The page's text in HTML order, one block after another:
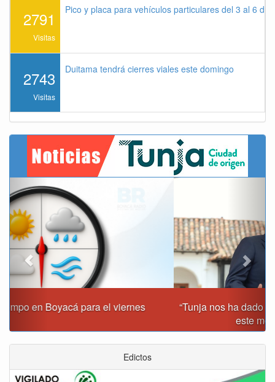
2791
Visitas
Pico y placa para vehículos particulares del 3 al 6 de
2743
Visitas
Duitama tendrá cierres viales este domingo
“Tunja nos ha dado demasiado y no podemos fallarle en
Previous
Edictos